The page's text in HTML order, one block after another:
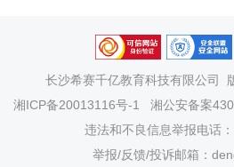
长沙希赛千亿教育科技有限公司
湘ICP备20013116号-1
湘公安备案
违法和不良信息举报电话
举报/反馈/投诉邮箱：